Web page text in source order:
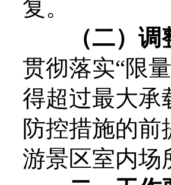
复。
（二）
贯彻落实“限
得超过最大承
防控措施的
游景区室内场